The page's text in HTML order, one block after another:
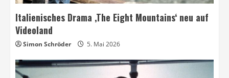
Italienisches Drama ‚The Eight Mountains‘ neu auf
Videoland
Simon Schröder 5. Mai 2026